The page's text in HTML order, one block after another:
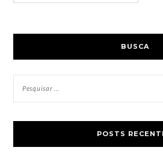
BUSCA
POSTS